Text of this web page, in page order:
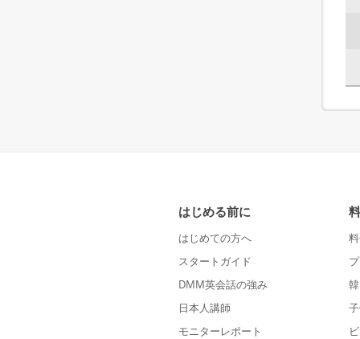
はじめる前に
はじめての方へ
スタートガイド
DMM英会話の強み
日本人講師
モニターレポート